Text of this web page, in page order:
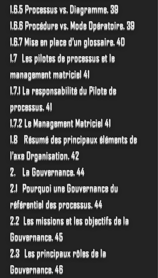
1.6.5 Processus vs. Diagramme. 39
1.6.6 Procédure vs. Mode Opératoire. 39
1.6.7 Mise en place d’un glossaire. 40
1.7 Les pilotes de processus et le
management matriciel 41
1.7.1 La responsabilité du Pilote de
processus. 41
1.7.2 Le Management Matriciel 41
1.8 Résumé des principaux éléments de
l’axe Organisation. 42
2. La Gouvernance. 44
2.1 Pourquoi une Gouvernance du
référentiel des processus. 44
2.2 Les missions et les objectifs de la
Gouvernance. 45
2.3 Les principaux rôles de la
Gouvernance. 46